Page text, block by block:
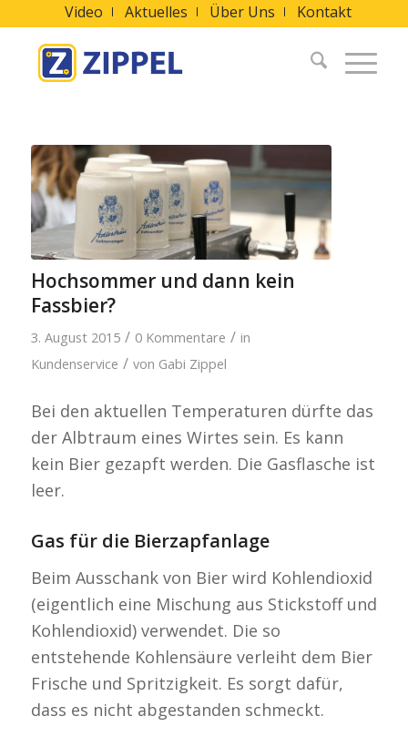
Video Aktuelles Über Uns Kontakt
Hochsommer und dann kein
Fassbier?
3. August 2015 / 0 Kommentare / in
Kundenservice / von Gabi Zippel
Bei den aktuellen Temperaturen dürfte das
der Albtraum eines Wirtes sein. Es kann
kein Bier gezapft werden. Die Gasflasche ist
leer.
Gas für die Bierzapfanlage
Beim Ausschank von Bier wird Kohlendioxid
(eigentlich eine Mischung aus Stickstoff und
Kohlendioxid) verwendet. Die so
entstehende Kohlensäure verleiht dem Bier
Frische und Spritzigkeit. Es sorgt dafür,
dass es nicht abgestanden schmeckt.